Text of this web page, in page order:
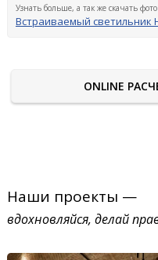
Узнать больше, а так же скачать
Встраиваемый светильник
ONLINE
Наши проекты —
вдохновляйся, делай